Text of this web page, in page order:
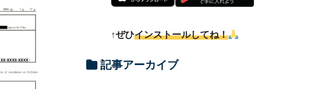
↑ぜひインストールしてね！
記事アーカイブ